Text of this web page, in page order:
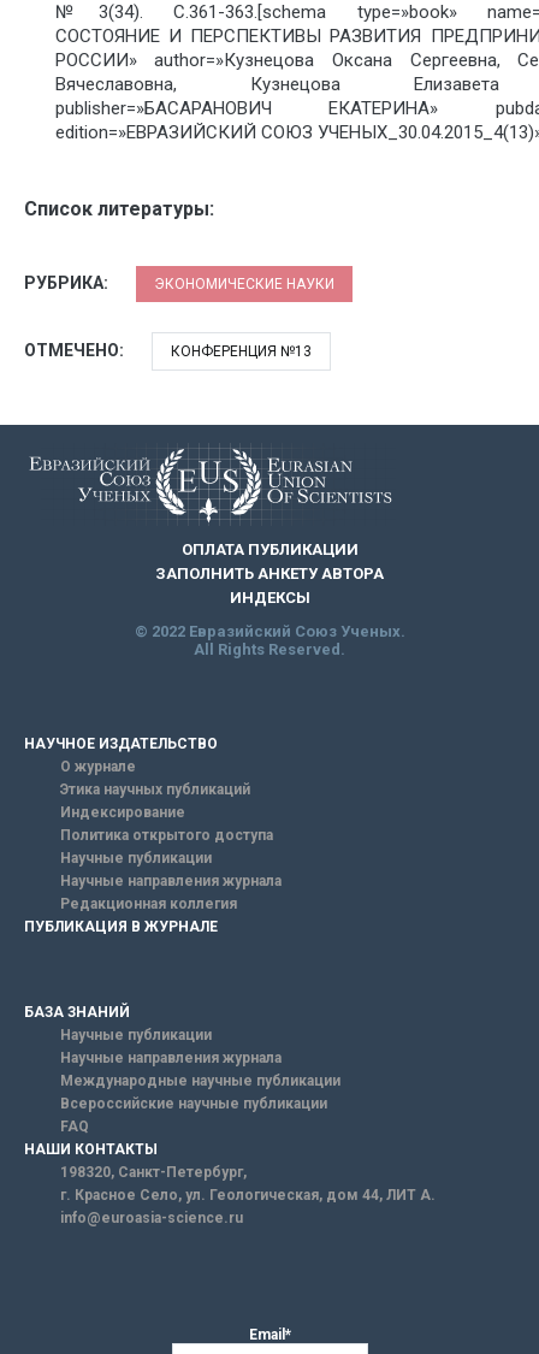
№3(34). С.361-363.[schema type=»book»
СОСТОЯНИЕ И ПЕРСПЕКТИВЫ РАЗВИТИЯ
РОССИИ» author=»Кузнецова Оксана Сергеевна,
Вячеславовна, Кузнецова Елизавета
publisher=»БАСАРАНОВИЧ ЕКАТЕРИНА»
edition=»ЕВРАЗИЙСКИЙ СОЮЗ УЧЕНЫХ_30.04.2015_4(13)»
Список литературы:
РУБРИКА: ЭКОНОМИЧЕСКИЕ НАУКИ
ОТМЕЧЕНО: КОНФЕРЕНЦИЯ №13
ОПЛАТА ПУБЛИКАЦИИ
ЗАПОЛНИТЬ АНКЕТУ АВТОРА
ИНДЕКСЫ
© 2022 Евразийский Союз Ученых.
All Rights Reserved.
НАУЧНОЕ ИЗДАТЕЛЬСТВО
О журнале
Этика научных публикаций
Индексирование
Политика открытого доступа
Научные публикации
Научные направления журнала
Редакционная коллегия
ПУБЛИКАЦИЯ В ЖУРНАЛЕ
БАЗА ЗНАНИЙ
Научные публикации
Научные направления журнала
Международные научные публикации
Всероссийские научные публикации
FAQ
НАШИ КОНТАКТЫ
198320, Санкт-Петербург,
г. Красное Село, ул. Геологическая, дом 44, ЛИТ А.
info@euroasia-science.ru
Email*